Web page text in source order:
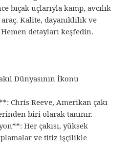
bıçak uçlarıyla kamp, avcılık
Kalite, dayanıklılık ve
detayları keşfedin.
Dünyasının İkonu
Chris Reeve, Amerikan çakı
biri olarak tanınır.
Her çakısı, yüksek
ve titiz işçilikle